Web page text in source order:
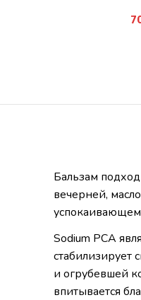
Бальзам
вечерней,
Sodium PCA
стабилизирует
и огрубевшей
впитывается